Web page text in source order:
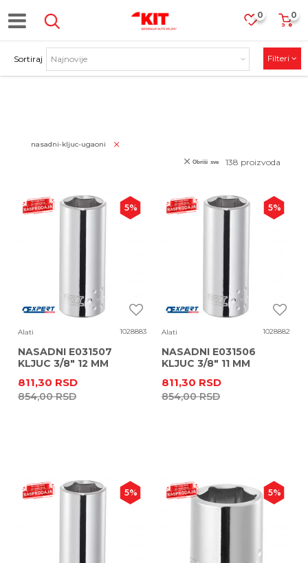
0
0
PROIZVODI
Sortiraj Filteri
nasadni-kljuc-ugaoni
138 proizvoda
Obriši sve
5%
Alati 1028883
NASADNI E031507
KLJUC 3/8" 12 MM
811,30 RSD
854,00RSD
5%
Alati 1028882
NASADNI E031506
KLJUC 3/8" 11 MM
811,30 RSD
854,00RSD
5% 5%